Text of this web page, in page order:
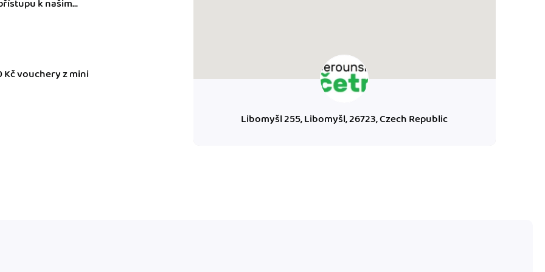
pro finanční
k našim...
Kč vouchery z mini
Libomyšl 255, Libomyšl, 26723, Czech Republic